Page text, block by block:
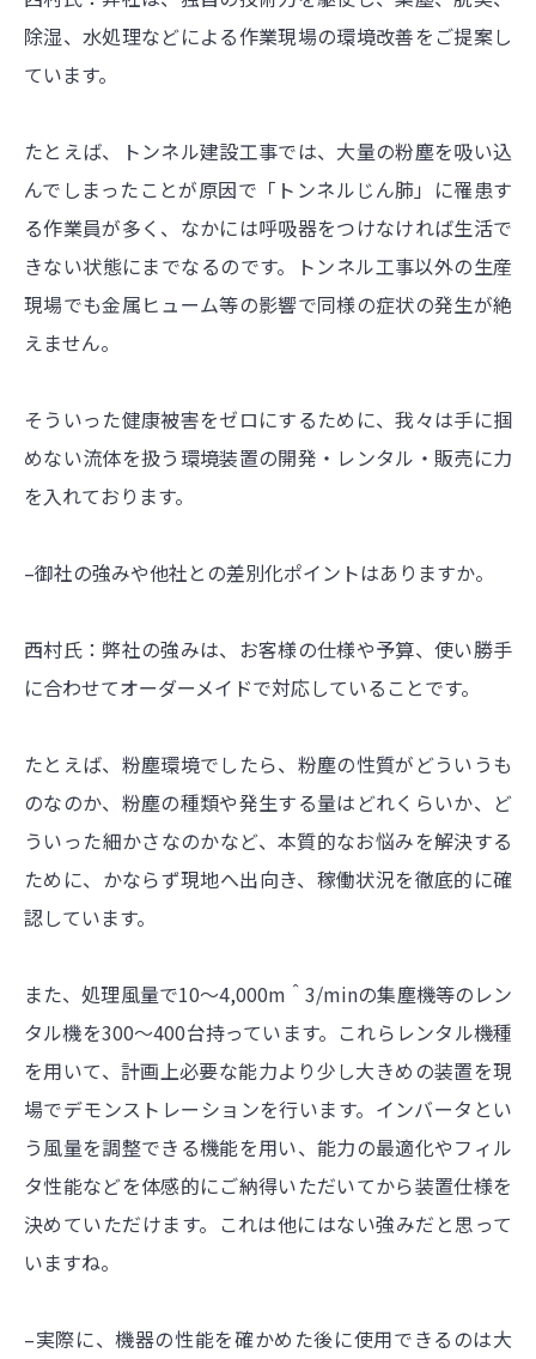
除湿、水処理などによる作業現場の環境改善をご提案し
ています。
たとえば、トンネル建設工事では、大量の粉塵を吸い込
んでしまったことが原因で「トンネルじん肺」に罹患す
る作業員が多く、なかには呼吸器をつけなければ生活で
きない状態にまでなるのです。トンネル工事以外の生産
現場でも金属ヒューム等の影響で同様の症状の発生が絶
えません。
そういった健康被害をゼロにするために、我々は手に掴
めない流体を扱う環境装置の開発・レンタル・販売に力
を入れております。
–御社の強みや他社との差別化ポイントはありますか。
西村氏：弊社の強みは、お客様の仕様や予算、使い勝手
に合わせてオーダーメイドで対応していることです。
たとえば、粉塵環境でしたら、粉塵の性質がどういうも
のなのか、粉塵の種類や発生する量はどれくらいか、ど
ういった細かさなのかなど、本質的なお悩みを解決する
ために、かならず現地へ出向き、稼働状況を徹底的に確
認しています。
また、処理風量で10～4,000m＾3/minの集塵機等のレン
タル機を300～400台持っています。これらレンタル機種
を用いて、計画上必要な能力より少し大きめの装置を現
場でデモンストレーションを行います。インバータとい
う風量を調整できる機能を用い、能力の最適化やフィル
タ性能などを体感的にご納得いただいてから装置仕様を
決めていただけます。これは他にはない強みだと思って
いますね。
–実際に、機器の性能を確かめた後に使用できるのは大